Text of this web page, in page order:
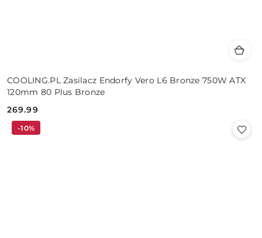
COOLING.PL Zasilacz Endorfy Vero L6 Bronze 750W ATX
120mm 80 Plus Bronze
Cena:
269.99
-10%